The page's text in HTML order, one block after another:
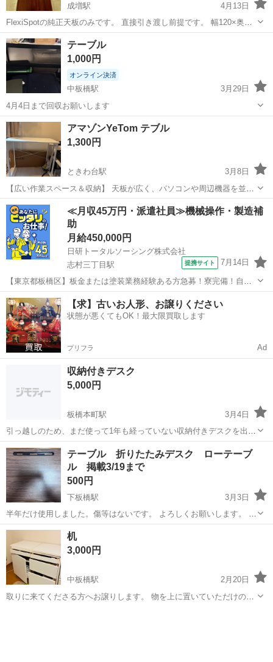
成増駅
4月13日
FlexiSpotの純正天板のみです。 直接引き渡し前提です。 幅120×奥行
60のマホガニーになります。 新たに色違いの天板を購入したためお譲
りします。 裏面はネジ穴が複数空いています。 また引き出しをつけて
いた接着テープ...
東京 板橋区 成増駅
テーブル
1,000円
オンライン決済
中板橋駅
3月29日
4月4日まで回収お願いします
東京 板橋区 中板橋駅 テーブル
アマゾンYeTom テブル
1,300円
ときわ台駅
3月8日
【広い作業スペース＆収納】 天板が広く、パソコンや周辺機器を並べ
て置けます。収納ポケットとフック付きで、書類やバッグなどをすっ
きり整理できます。 【使いやすいデザイン】 デスクの角は丸く安全設
計。配線用の隙間があり、コードを...
東京 板橋区 ときわ台駅 テーブル デスク
≪月収45万円・派遣社員≫機械操作・製造補
助
月給450,000円
日研トータルソーシング株式会社
志村三丁目駅
提携サイト 7月14日
【東京都板橋区】板金または塗装業務経験ある方急募！寮完備！自動
車の板金塗装《お仕事No.5A470-AMS》 お仕事について 指定自動車整
備工場での自動車の板金塗装および付随業務。 ※業務の変更、就業場
所の変更の範囲、契...
東京 板橋区 志村三丁目駅 その他
【求】古いお人形、お譲りください
状態が悪くてもOK！最大限買取します
プリフラ Ad
収納付きデスク
5,000円
板橋本町駅
3月4日
引っ越しのため、まだ使って1年も経っていない収納付きデスクを出品
したいと思います。確認したところ見えるような傷も特にありませ
ん。 商品はニトリのこちらです: 省スペースデスク ホームオフィス家
具 机・パソコンデスク デ...
東京 板橋区 板橋本町駅 テーブル デスク
テーブル 折りたたみデスク ローテーブ
ル 掲載3/19まで
500円
下板橋駅
3月3日
半年だけ使用しました。傷等はないです。 よろしくお願いします。 早
期対応いたします。 掲載は3/19までとなります。
東京 板橋区
机
3,000円
中板橋駅
2月20日
取りに来てくださる方へお譲りします。 物を上に置いていただけの机